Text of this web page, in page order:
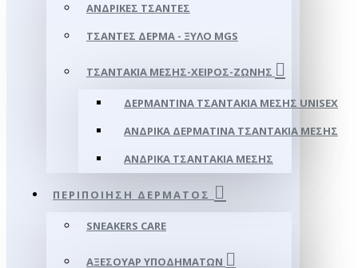
ΑΝΔΡΙΚΈΣ ΤΣΆΝΤΕΣ
ΤΣΆΝΤΕΣ ΔΈΡΜΑ - ΞΎΛΟ MGS
ΤΣΑΝΤΆΚΙΑ ΜΈΣΗΣ-ΧΕΙΡΌΣ-ΖΏΝΗΣ
ΔΕΡΜΆΝΤΙΝΑ ΤΣΑΝΤΆΚΙΑ ΜΈΣΗΣ UNISEX
ΑΝΔΡΙΚΆ ΔΕΡΜΆΤΙΝΑ ΤΣΑΝΤΆΚΙΑ ΜΈΣΗΣ
ΑΝΔΡΙΚΆ ΤΣΑΝΤΆΚΙΑ ΜΈΣΗΣ
ΠΕΡΙΠΟΊΗΣΗ ΔΈΡΜΑΤΟΣ
SNEAKERS CARE
ΑΞΕΣΟΥΑΡ ΥΠΟΔΗΜΆΤΩΝ